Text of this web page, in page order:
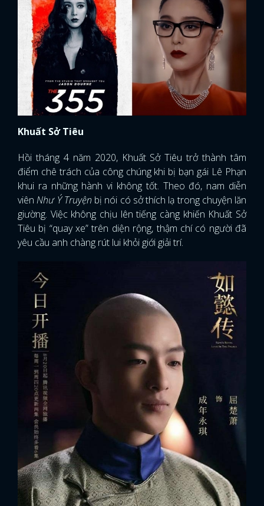
Khuất Sở Tiêu
Hồi tháng 4 năm 2020, Khuất Sở Tiêu trở thành tâm
điểm chê trách của công chúng khi bị bạn gái Lê Phạn
khui ra những hành vi không tốt. Theo đó, nam diễn
viênNhư Ý Truyện bị nói có sở thích lạ trong chuyện lăn
giường. Việc không chịu lên tiếng càng khiến Khuất Sở
Tiêu bị “quay xe” trên diện rộng, thậm chí có người đã
yêu cầu anh chàng rút lui khỏi giới giải trí.